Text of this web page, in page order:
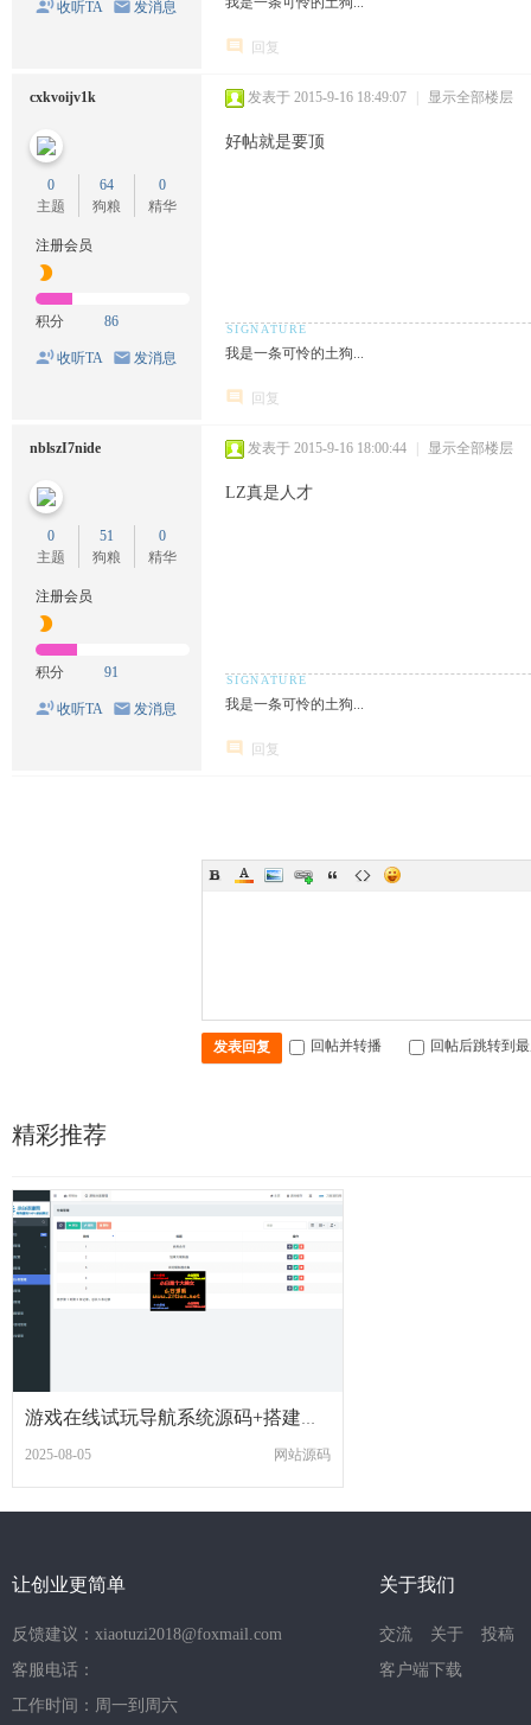
收听TA 发消息
回复
cxkvoijv1k
0
主题
64
狗粮
0
精华
注册会员
积分 86
收听TA 发消息
发表于 2015-9-16 18:49:07 | 显示全部楼层
好帖就是要顶
我是一条可怜的土狗...
回复
nblszI7nide
0
主题
51
狗粮
0
精华
注册会员
积分 91
收听TA 发消息
发表于 2015-9-16 18:00:44 | 显示全部楼层
LZ真是人才
我是一条可怜的土狗...
回复
发表回复 回帖并转播 回帖后跳转到
精彩推荐
2025-08-05 网站源码
让创业更简单
反馈建议：xiaotuzi2018@foxmail.com
客服电话：
工作时间：周一到周六
关于我们
交流 关于
投稿
客户端下载